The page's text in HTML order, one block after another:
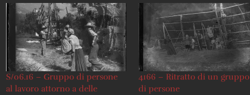
S/06.16 – Gruppo di persone
al lavoro attorno a delle
4166 – Ritratto di un gruppo
di persone